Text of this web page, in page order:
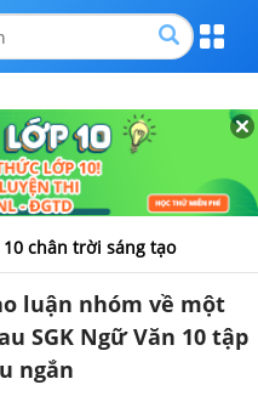
chân trời sáng tạo
luận nhóm về một
SGK Ngữ Văn 10 tập
ngắn